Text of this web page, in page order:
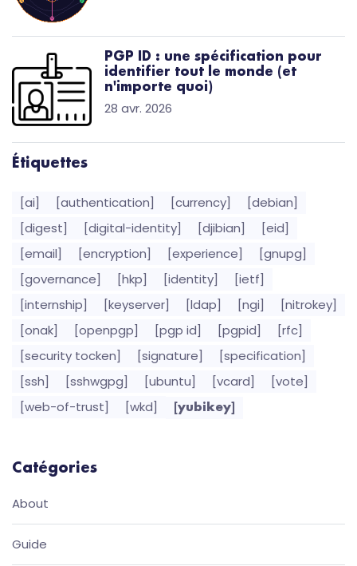
PGP ID : une spécification pour
identifier tout le monde (et
n'importe quoi)
28 avr. 2026
Étiquettes
[ai] [authentication] [currency]
[debian]
[digest]
[digital-identity] [djibian]
[eid]
[email]
[encryption] [experience]
[gnupg]
[governance]
[hkp] [identity]
[ietf]
[internship]
[keyserver] [ldap] [ngi]
[nitrokey]
[onak]
[openpgp] [pgp id] [pgpid]
[rfc]
[security tocken]
[signature]
[specification]
[ssh]
[sshwgpg] [ubuntu] [vcard]
[vote]
[web-of-trust]
[wkd] [yubikey]
Catégories
About
Guide